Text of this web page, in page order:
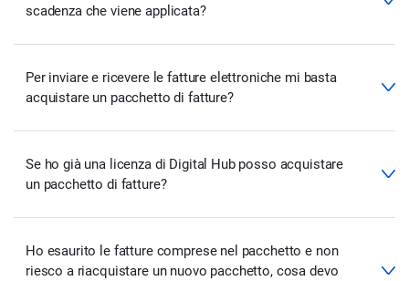
scadenza che viene applicata?
Per inviare e ricevere le fatture elettroniche mi basta
acquistare un pacchetto di fatture?
Se ho già una licenza di Digital Hub posso acquistare
un pacchetto di fatture?
Ho esaurito le fatture comprese nel pacchetto e non
riesco a riacquistare un nuovo pacchetto, cosa devo